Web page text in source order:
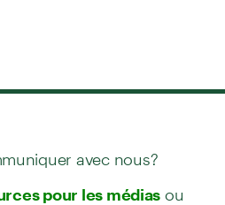
avec nous?
pour les médias ou